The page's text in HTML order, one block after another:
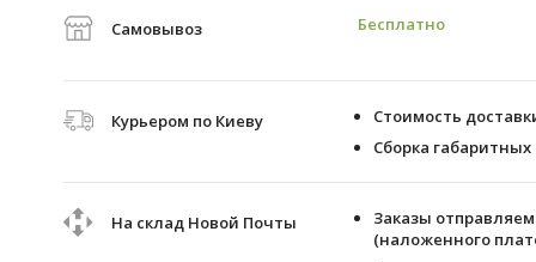
Самовывоз Бесплатно
Курьером по Киеву
Стоимость
Сборка
На склад Новой Почты
Заказы
(наложенного